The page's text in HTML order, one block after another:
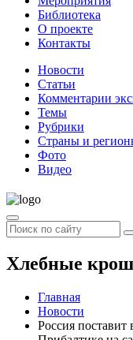
Библиотека
О проекте
Контакты
Новости
Статьи
Комментарии
Темы
Рубрики
Страны и
Фото
Видео
Хлебные
Главная
Новости
Россия